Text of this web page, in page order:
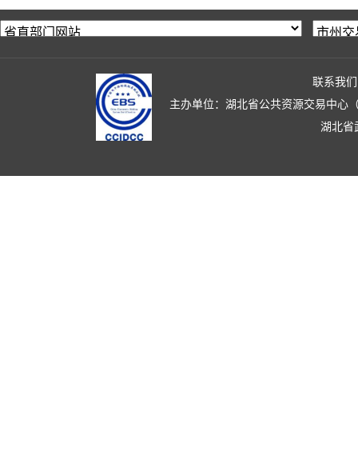
联系我们
主办单位：湖北省公共资源交易中心
湖北省